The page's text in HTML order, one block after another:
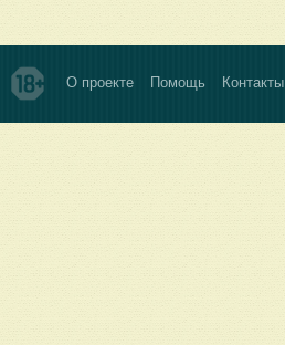
О проекте Помощь Контакты